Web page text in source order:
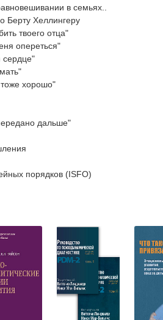
в семьях..
Берту Хеллингеру
твоего отца"
опереться"
сердце"
тоже хорошо"
дальше"
порядков (ISFO)